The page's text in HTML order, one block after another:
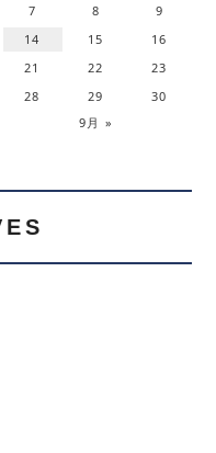
9月 »
7 8
9
14 15
16
21 22
23
28 29 30